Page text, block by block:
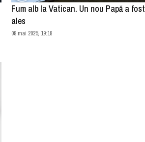
Fum alb la Vatican. Un nou Papă a fost
ales
08 mai 2025, 19:18